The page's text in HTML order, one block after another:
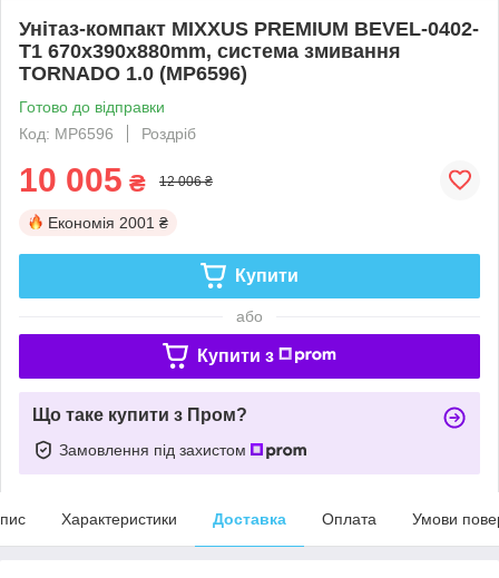
Унітаз-компакт MIXXUS PREMIUM BEVEL-0402-
T1 670х390х880mm, система змивання
TORNADO 1.0 (MP6596)
Готово до відправки
Код: MP6596
Роздріб
10 005 ₴ 12 006 ₴
Економія 2001 ₴
Купити
або
Купити з
Що таке купити з Пром?
Замовлення під захистом
Характеристики Доставка Оплата Умови